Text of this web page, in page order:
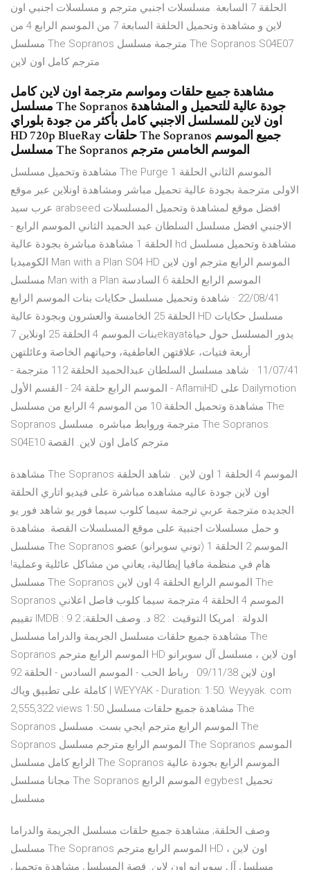
الحلقة 7 السابعة. مسلسلات اجنبي مترجم و مسلسلات اجنبي اون
لاين و مشاهدة وتحميل الحلقة السابعة 7 من الموسم الرابع 4 من
مسلسل The Sopranos مترجمة مسلسل The Sopranos S04E07
مترجم كامل اون لاين
مشاهدة جميع حلقات ومواسم مترجمة اون لاين كامل
مسلسل The Sopranos جودة عالية للتحميل و المشاهدة
اون لاين للمسلسل الاجنبي كامل بأكثر من جودة بلوراي
HD 720p BlueRay حلقات The Sopranos جميع الموسم
مشاهدة وتحميل مسلسل The Purge الموسم الثاني الحلقة 1
الاولى مترجمة بجودة عالية تحميل مباشر ومشاهدة اونلاين عبر موقع
عرب سيد arabseed افضل موقع لمشاهدة وتحميل المسلسلات
الاجنبي افضل مسلسل السلطان عبد الحميد الثاني الموسم الرابع -
الحلقة 1 مشاهدة مباشرة بجودة عالية hd مشاهدة وتحميل مسلسل
الكوميديا Man with a Plan S04 HD الموسم الرابع مترجم اون لاين
مسلسل Man with a Plan الموسم الرابع الحلقة 6 السادسة
22/08/41 · شاهدة وتحميل مسلسل حكايات بنات الموسم الرابع
الحلقة 25 الخامسة والعشرون وبجودة عالية HD مسلسل حكايات
بنات الموسم 4 الحلقة 25 اونلاين 7ekayatيدور المسلسل حول حياة
أربعة فتيات، علاقتهن العاطفية، وحياتهم الخاصة وعائلتهن
11/07/41 · شاهد مسلسل السلطان عبدالحميد الحلقة 112 مترجمة -
الموسم الرابع حلقة 24 - القسم الأول - AflamiHD على Dailymotion
مشاهدة وتحميل الحلقة 10 من الموسم 4 الرابع من مسلسل The
Sopranos مترجمة وروابط مباشره. مسلسل The Sopranos
S04E10 مترجم كامل اون لاين. القصة
مشاهدة The Sopranos الموسم 4 الحلقة 1 اون لاين . شاهد الحلقة
اون لاين جودة عاليه مشاهده مباشرة على فيديو اتاري الحلقة
الجديده مترجمة عربي ترجمة سيما كلوب سيما فور يو شاهد فور يو
و حمل مسلسلات اجنبية على موقع المسلسلات القصة. مشاهدة
مسلسل The Sopranos الموسم 2 الحلقة 1 (توني سوبرانو) عضو
هام في منظمة مافيا إيطالية، يعاني من مشاكل عائلية وعملية!
مسلسل The Sopranos الموسم الرابع الحلقة 4 اون لاين The
Sopranos الموسم 4 الحلقة 4 مترجمة سيما كلوب فاصل اعلاني
تقييم IMDB : 9.2 الدولة : امريكا التوقيت : 82 د. وصف الحلقة;
مشاهدة جميع حلقات مسلسل الجريمة والدراما مسلسل The
Sopranos الموسم الرابع مترجم HD اون لاين ، مسلسل آل سوبرانو
اون لاين 09/11/38 · رباط الحب - الموسم السادس - الحلقة 92
كاملة على تطبيق وياك | WEYYAK - Duration: 1:50. Weyyak. com
2,555,322 views 1:50 مشاهدة جميع حلقات مسلسل The
Sopranos الموسم الرابع مترجم ايجي بست. مسلسل The
Sopranos الموسم الرابع مترجم مسلسل The Sopranos الموسم
الرابع كامل مسلسل The Sopranos الموسم الرابع بجودة عالية
مجانا مسلسل The Sopranos الموسم الرابع egybest تحميل
مسلسل
وصف الحلقة; مشاهدة جميع حلقات مسلسل الجريمة والدراما
مسلسل The Sopranos الموسم الرابع مترجم HD اون لاين ،
مسلسل آل سوبرانو اون لاين. قصة المسلسل مشاهدة وتحميل